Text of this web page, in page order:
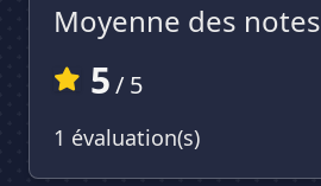
Moyenne des notes
5/ 5
1 évaluation(s)